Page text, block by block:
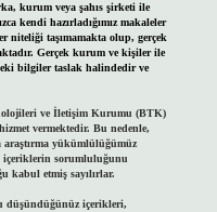
kurum veya şahıs şirketi ile
kendi hazırladığımız makaleler
niteliği taşımamakta olup, gerçek
Gerçek kurum ve kişiler ile
bilgiler taslak halindedir ve
ve İletişim Kurumu (BTK)
vermektedir. Bu nedenle,
yükümlülüğümüz
içeriklerin sorumluluğunu
kabul etmiş sayılırlar.
düşündüğünüz içerikleri,